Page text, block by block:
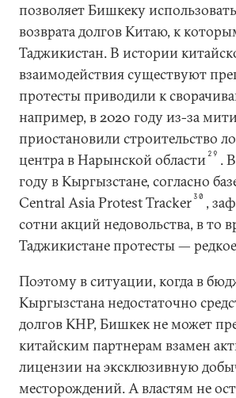
позволяет Бишкеку
возврата долгов Китаю, к
Таджикистан. В истории
взаимодействия существуют
протесты приводили к
например, в 2020 году из-за
приостановили строительство
центра в Нарынской области 29 .
году в Кыргызстане, согласно
Central Asia Protest Tracker30 ,
сотни акций недовольства, в то
Таджикистане протесты —
Поэтому в ситуации, когда в
Кыргызстана недостаточно
долгов КНР, Бишкек не может
китайским партнерам взамен
лицензии на эксклюзивную
месторождений. А властям не